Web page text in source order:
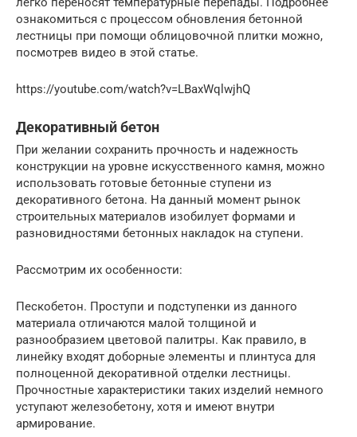
ознакомиться с процессом обновления бетонной
лестницы при помощи облицовочной плитки можно,
посмотрев видео в этой статье.
https://youtube.com/watch?v=LBaxWqlwjhQ
Декоративный бетон
При желании сохранить прочность и надежность
конструкции на уровне искусственного камня, можно
использовать готовые бетонные ступени из
декоративного бетона. На данный момент рынок
строительных материалов изобилует формами и
разновидностями бетонных накладок на ступени.
Рассмотрим их особенности:
Пескобетон. Проступи и подступенки из данного
материала отличаются малой толщиной и
разнообразием цветовой палитры. Как правило, в
линейку входят доборные элементы и плинтуса для
полноценной декоративной отделки лестницы.
Прочностные характеристики таких изделий немного
уступают железобетону, хотя и имеют внутри
армирование.